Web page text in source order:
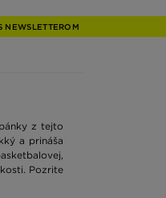
NEWSLETTEROM
z tejto
a prináša
Pozrite